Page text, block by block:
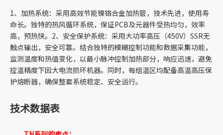
1、加热系统：采用高效节能镍铬合金加热管，技术先进，使用寿
命长。独特的热风循环系统，保证PCB及元器件受热均匀，效率
高，预热快。2、安全保护系统：采用大功率高压（450V）SSR无
触点输出，安全可靠。结合独特的模糊控制功能和数据采集功能，
监测温度和热值变化，以最小脉冲控制加热部分，响应迅速，避免
控温精度下因大电流损坏机器。同时，每组温区均配备高温高压保
护熔断器，确保整套系统稳定、安全运行。
技术数据表